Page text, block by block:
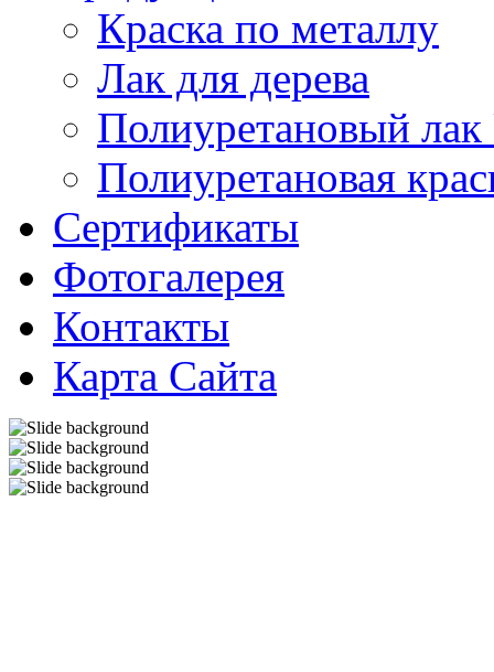
Краска по металлу
Лак для дерева
Полиуретановый
Полиуретановая
Сертификаты
Фотогалерея
Контакты
Карта Сайта